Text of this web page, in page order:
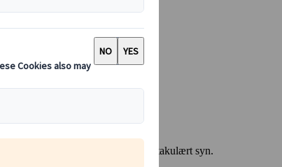
og det bliver som altid et spektakulært syn.